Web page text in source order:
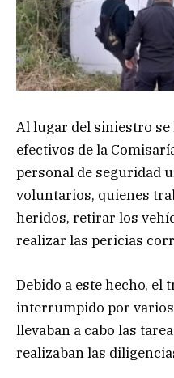
Al lugar del siniestro
efectivos de la
personal de seguridad
voluntarios, quienes
heridos, retirar los
realizar las pericias
Debido a este hecho, el
interrumpido por
llevaban a cabo las
realizaban las